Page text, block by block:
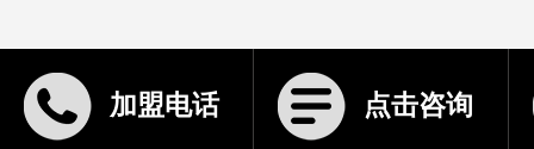
加盟电话 点击咨询